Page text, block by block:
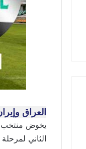
العراق
الثاني